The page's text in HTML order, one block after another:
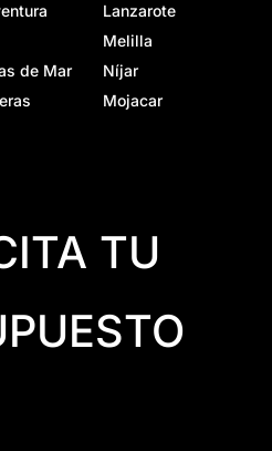
Lanzarote
Melilla
de Mar
Níjar
Mojacar
TU